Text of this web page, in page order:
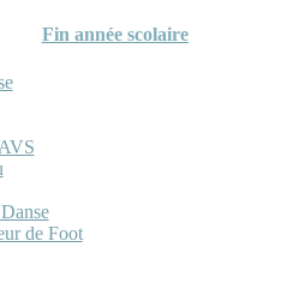
Fin année scolaire
de Foot